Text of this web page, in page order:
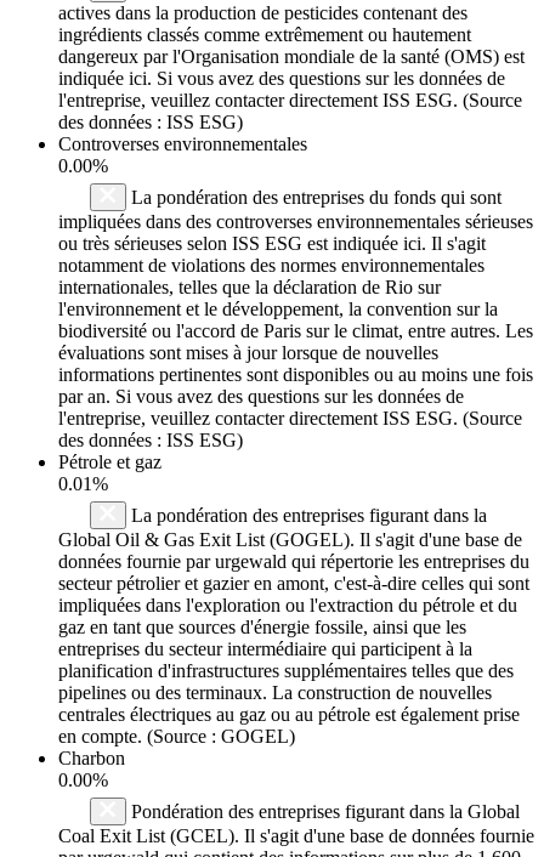
actives dans la production de pesticides contenant des
ingrédients classés comme extrêmement ou hautement
dangereux par l'Organisation mondiale de la santé (OMS) est
indiquée ici. Si vous avez des questions sur les données de
l'entreprise, veuillez contacter directement ISS ESG. (Source
des données : ISS ESG)
Controverses environnementales
0.00%
La pondération des entreprises du fonds qui sont
impliquées dans des controverses environnementales sérieuses
ou très sérieuses selon ISS ESG est indiquée ici. Il s'agit
notamment de violations des normes environnementales
internationales, telles que la déclaration de Rio sur
l'environnement et le développement, la convention sur la
biodiversité ou l'accord de Paris sur le climat, entre autres. Les
évaluations sont mises à jour lorsque de nouvelles
informations pertinentes sont disponibles ou au moins une fois
par an. Si vous avez des questions sur les données de
l'entreprise, veuillez contacter directement ISS ESG. (Source
des données : ISS ESG)
Pétrole et gaz
0.01%
La pondération des entreprises figurant dans la
Global Oil & Gas Exit List (GOGEL). Il s'agit d'une base de
données fournie par urgewald qui répertorie les entreprises du
secteur pétrolier et gazier en amont, c'est-à-dire celles qui sont
impliquées dans l'exploration ou l'extraction du pétrole et du
gaz en tant que sources d'énergie fossile, ainsi que les
entreprises du secteur intermédiaire qui participent à la
planification d'infrastructures supplémentaires telles que des
pipelines ou des terminaux. La construction de nouvelles
centrales électriques au gaz ou au pétrole est également prise
en compte. (Source : GOGEL)
Charbon
0.00%
Pondération des entreprises figurant dans la Global
Coal Exit List (GCEL). Il s'agit d'une base de données fournie